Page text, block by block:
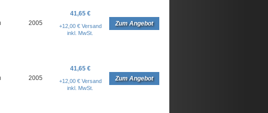
2005
41,65 €
+12,00 € Versand
inkl. MwSt.
Zum Angebot
2005
41,65 €
+12,00 € Versand
inkl. MwSt.
Zum Angebot